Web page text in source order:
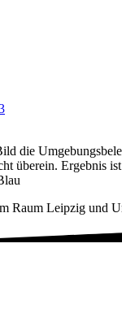
die
überein. Ergebnis
Raum Leipzig und